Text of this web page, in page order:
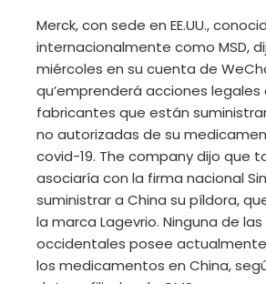
Merck, con sede en EE.UU.,
internacionalmente como MSD,
miércoles en su cuenta de
qu’emprenderá acciones
fabricantes que están
no autorizadas de su
covid-19. The company dijo que
asociaría con la firma nacional
suministrar a China su píldora,
la marca Lagevrio. Ninguna de
occidentales posee
los medicamentos en China,